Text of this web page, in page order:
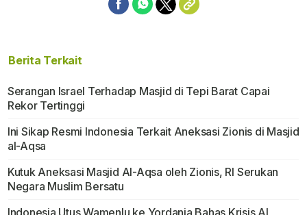
Berita Terkait
Serangan Israel Terhadap Masjid di Tepi Barat Capai
Rekor Tertinggi
Ini Sikap Resmi Indonesia Terkait Aneksasi Zionis di Masjid
al-Aqsa
Kutuk Aneksasi Masjid Al-Aqsa oleh Zionis, RI Serukan
Negara Muslim Bersatu
Indonesia Utus Wamenlu ke Yordania Bahas Krisis Al